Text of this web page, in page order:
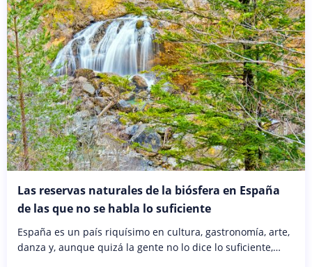
Las reservas naturales de la biósfera en España
de las que no se habla lo suficiente
España es un país riquísimo en cultura, gastronomía, arte,
danza y, aunque quizá la gente no lo dice lo suficiente,